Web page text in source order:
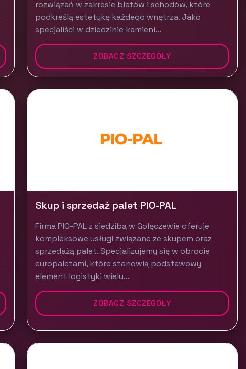
rozwiązań w zakresie blatów i schodów, które
podkreślą estetykę każdego wnętrza. Jako
specjaliści w dziedzinie kamieni...
ZOBACZ SZCZEGÓŁY
Skup i sprzedaż palet PIO-PAL
Firma PIO-PAL z siedzibą w Golęczewie oferuje
kompleksowe usługi związane ze skupem oraz
sprzedażą palet. Specjalizujemy się w obrocie
europaletami, które stanowią podstawowy
element logistyki wielu...
ZOBACZ SZCZEGÓŁY